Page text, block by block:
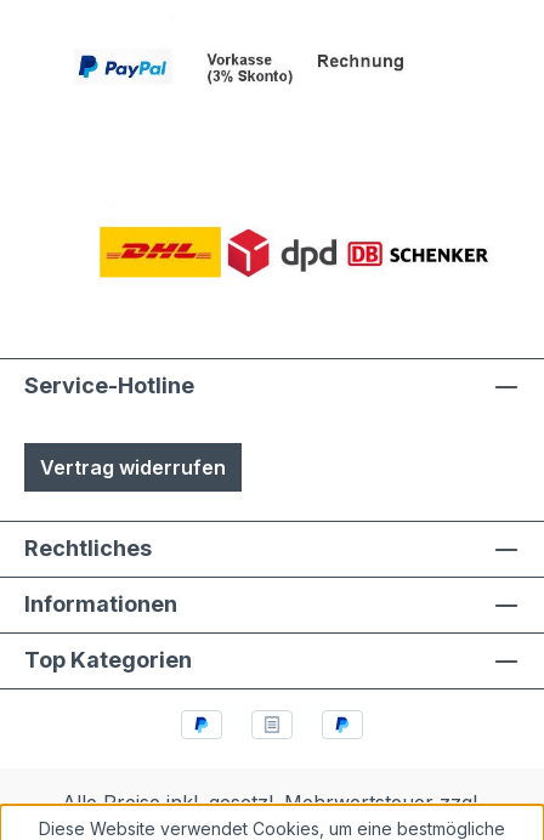
Service-Hotline
Vertrag widerrufen
Rechtliches
Informationen
Top Kategorien
Alle Preise inkl. gesetzl. Mehrwertsteuer zzgl.
Versandkostenund ggf. Nachnahmegebühren, wenn
Diese Website verwendet Cookies, um eine bestmögliche